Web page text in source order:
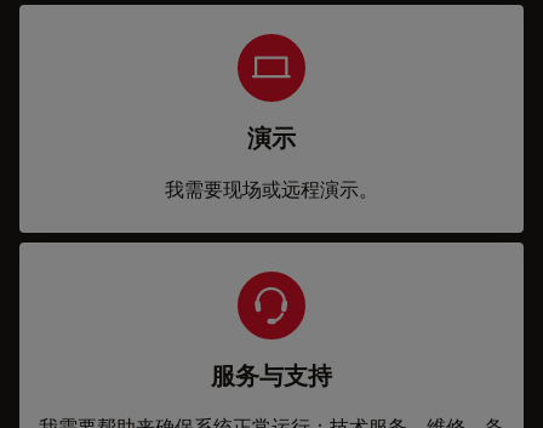
演示
我需要现场或远程演示。
服务与支持